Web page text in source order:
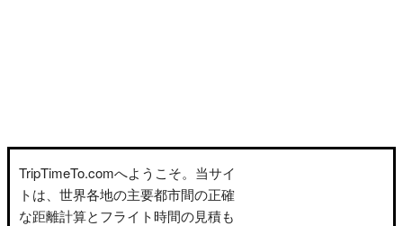
TripTimeTo.comへようこそ。当サイ
トは、世界各地の主要都市間の正確
な距離計算とフライト時間の見積も